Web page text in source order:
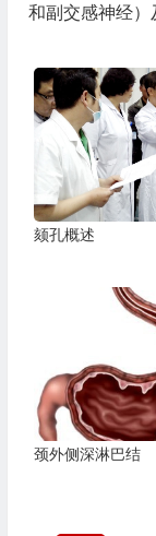
和副交感神经）
颏孔概述
颈外侧深淋巴结